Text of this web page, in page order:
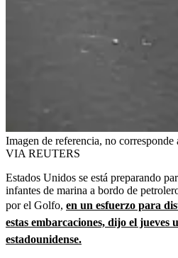
Imagen de referencia, no corresponde
VIA REUTERS
Estados Unidos se está preparando
infantes de marina a bordo de
por el Golfo, en un esfuerzo para
estas embarcaciones, dijo el jueves
estadounidense.